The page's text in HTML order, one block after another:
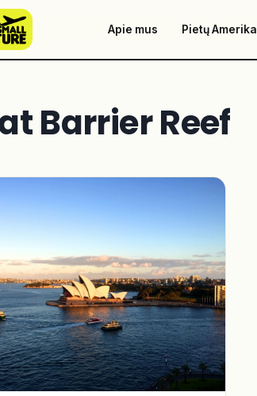
Apie mus Pietų Amerika
Barrier Reef